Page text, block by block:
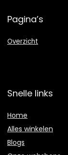
Pagina’s
Overzicht
Snelle links
Home
Alles winkelen
Blogs